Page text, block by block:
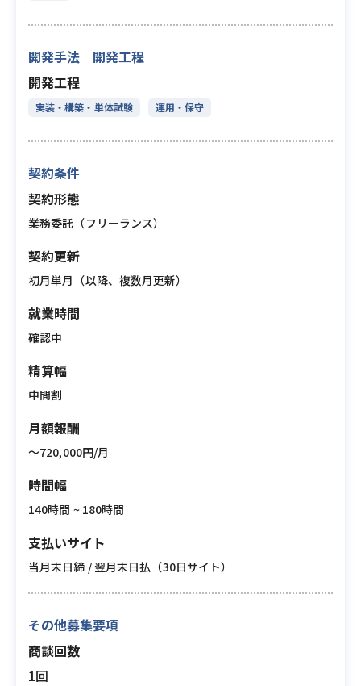
開発手法 開発工程
開発工程
実装・構築・単体試験 運用・保守
契約条件
契約形態
業務委託（フリーランス）
契約更新
初月単月（以降、複数月更新）
就業時間
確認中
精算幅
中間割
月額報酬
〜720,000円/月
時間幅
140時間 ~ 180時間
支払いサイト
当月末日締 / 翌月末日払（30日サイト）
その他募集要項
商談回数
1回